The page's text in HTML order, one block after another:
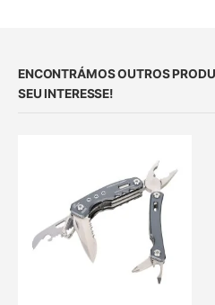
ENCONTRÁMOS OUTROS
SEU INTERESSE!